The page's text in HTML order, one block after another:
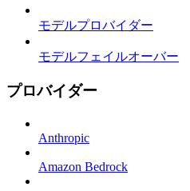
モデルプロバイダー
モデルフェイルオーバー
プロバイダー
Anthropic
Amazon Bedrock